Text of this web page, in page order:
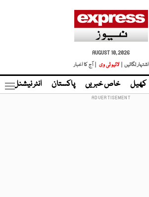
AUGUST 10, 2026
اشتہار لگائیں |
لائیو ٹی وی | آج کا اخبار
کھیل خاص خبریں پاکستان انٹر نیشنل